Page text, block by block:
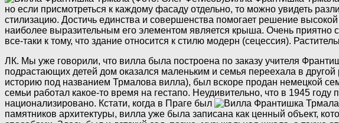
но если присмотреться к каждому фасаду отдельно, то можно увидеть
стилизацию. Достичь единства и совершенства помогает решение
наиболее выразительным его элементом является крыша. Очень приятно
все-таки к тому, что здание относится к стилю модерн (сецессия).
ЛК. Мы уже говорили, что вилла была построена по заказу учителя
подрастающих детей дом оказался маленьким и семья переехала в
историю под названием Трмалова вилла), был вскоре продан немецкой
семьи работал какое-то время на гестапо. Неудивительно, что в 1945
национализировано. Кстати, когда в Праге был
памятников архитектуры, вилла уже была записана как ценный объект,